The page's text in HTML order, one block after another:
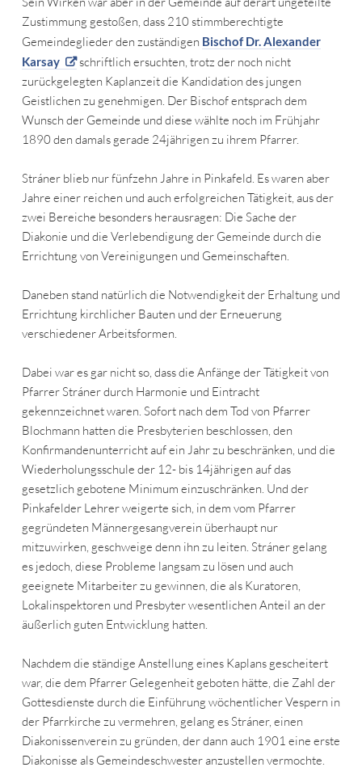
Zustimmung gestoßen, dass 210 stimmberechtigte
Gemeindeglieder den zuständigen Bischof Dr. Alexander
Karsay
schriftlich ersuchten, trotz der noch nicht
zurückgelegten Kaplanzeit die Kandidation des jungen
Geistlichen zu genehmigen. Der Bischof entsprach dem
Wunsch der Gemeinde und diese wählte noch im Frühjahr
1890 den damals gerade 24jährigen zu ihrem Pfarrer.
Stráner blieb nur fünfzehn Jahre in Pinkafeld. Es waren aber
Jahre einer reichen und auch erfolgreichen Tätigkeit, aus der
zwei Bereiche besonders herausragen: Die Sache der
Diakonie und die Verlebendigung der Gemeinde durch die
Errichtung von Vereinigungen und Gemeinschaften.
Daneben stand natürlich die Notwendigkeit der Erhaltung und
Errichtung kirchlicher Bauten und der Erneuerung
verschiedener Arbeitsformen.
Dabei war es gar nicht so, dass die Anfänge der Tätigkeit von
Pfarrer Stráner durch Harmonie und Eintracht
gekennzeichnet waren. Sofort nach dem Tod von Pfarrer
Blochmann hatten die Presbyterien beschlossen, den
Konfirmandenunterricht auf ein Jahr zu beschränken, und die
Wiederholungsschule der 12- bis 14jährigen auf das
gesetzlich gebotene Minimum einzuschränken. Und der
Pinkafelder Lehrer weigerte sich, in dem vom Pfarrer
gegründeten Männergesangverein überhaupt nur
mitzuwirken, geschweige denn ihn zu leiten. Stráner gelang
es jedoch, diese Probleme langsam zu lösen und auch
geeignete Mitarbeiter zu gewinnen, die als Kuratoren,
Lokalinspektoren und Presbyter wesentlichen Anteil an der
äußerlich guten Entwicklung hatten.
Nachdem die ständige Anstellung eines Kaplans gescheitert
war, die dem Pfarrer Gelegenheit geboten hätte, die Zahl der
Gottesdienste durch die Einführung wöchentlicher Vespern in
der Pfarrkirche zu vermehren, gelang es Stráner, einen
Diakonissenverein zu gründen, der dann auch 1901 eine erste
Diakonisse als Gemeindeschwester anzustellen vermochte.